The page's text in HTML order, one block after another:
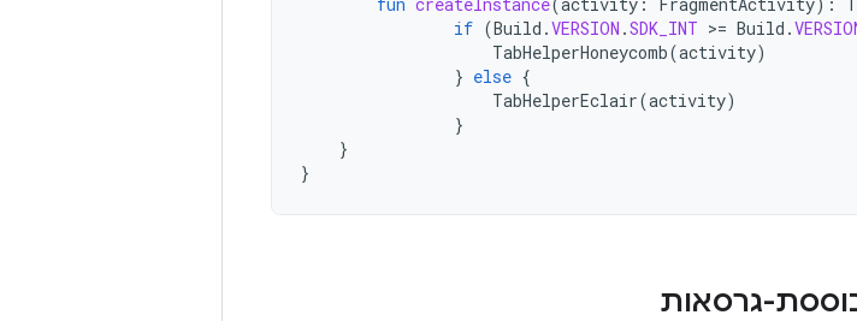
if (Build .VERSION .SDK_INT >= Build .
TabHelperHoneycomb(activity)
} else {
TabHelperEclair(activity)
}
}
}
גרסאות